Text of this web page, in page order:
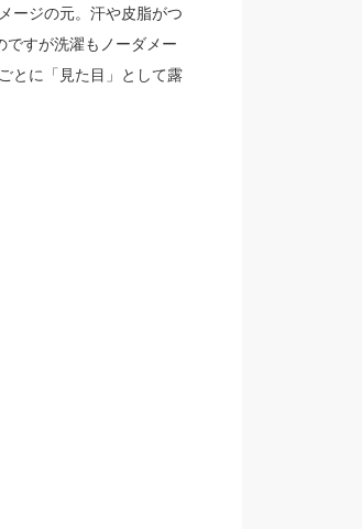
ージの元。汗や皮脂がつ
ですが洗濯もノーダメー
とに「見た目」として露